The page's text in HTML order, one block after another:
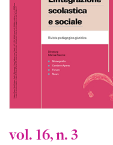
vol. 16, n. 3